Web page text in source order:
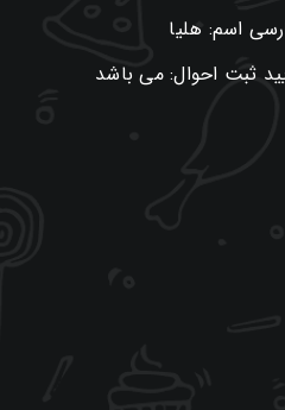
اسم: هلیا
ثبت احوال: می باشد